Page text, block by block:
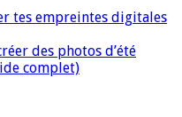
tes empreintes digitales
des photos d’été
complet)